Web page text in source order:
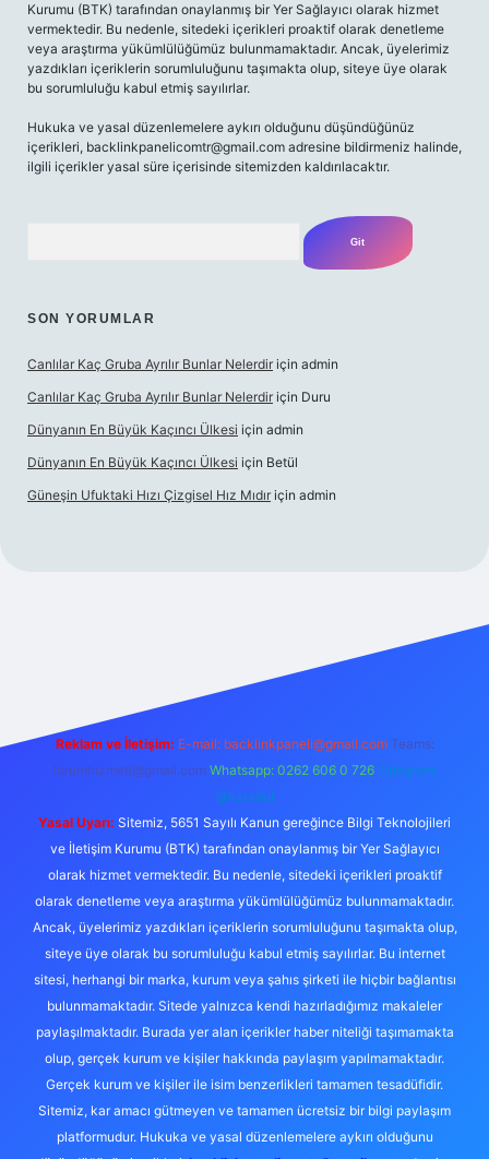
Kurumu (BTK) tarafından onaylanmış bir Yer Sağlayıcı olarak hizmet
vermektedir. Bu nedenle, sitedeki içerikleri proaktif olarak denetleme
veya araştırma yükümlülüğümüz bulunmamaktadır. Ancak, üyelerimiz
yazdıkları içeriklerin sorumluluğunu taşımakta olup, siteye üye olarak
bu sorumluluğu kabul etmiş sayılırlar.
Hukuka ve yasal düzenlemelere aykırı olduğunu düşündüğünüz
içerikleri, backlinkpanelicomtr@gmail.com adresine bildirmeniz halinde,
ilgili içerikler yasal süre içerisinde sitemizden kaldırılacaktır.
SON YORUMLAR
Canlılar Kaç Gruba Ayrılır Bunlar Nelerdir için admin
Canlılar Kaç Gruba Ayrılır Bunlar Nelerdir için Duru
Dünyanın En Büyük Kaçıncı Ülkesi için admin
Dünyanın En Büyük Kaçıncı Ülkesi için Betül
Güneşin Ufuktaki Hızı Çizgisel Hız Mıdır için admin
Reklam ve İletişim: E-mail: backlinkpaneli@gmail.com Teams:
forumhizmeti@gmail.com Whatsapp: 0262 606 0 726 Telegram:
@karabul
Yasal Uyarı: Sitemiz, 5651 Sayılı Kanun gereğince Bilgi Teknolojileri
ve İletişim Kurumu (BTK) tarafından onaylanmış bir Yer Sağlayıcı
olarak hizmet vermektedir. Bu nedenle, sitedeki içerikleri proaktif
olarak denetleme veya araştırma yükümlülüğümüz bulunmamaktadır.
Ancak, üyelerimiz yazdıkları içeriklerin sorumluluğunu taşımakta olup,
siteye üye olarak bu sorumluluğu kabul etmiş sayılırlar. Bu internet
sitesi, herhangi bir marka, kurum veya şahıs şirketi ile hiçbir bağlantısı
bulunmamaktadır. Sitede yalnızca kendi hazırladığımız makaleler
paylaşılmaktadır. Burada yer alan içerikler haber niteliği taşımamakta
olup, gerçek kurum ve kişiler hakkında paylaşım yapılmamaktadır.
Gerçek kurum ve kişiler ile isim benzerlikleri tamamen tesadüfidir.
Sitemiz, kar amacı gütmeyen ve tamamen ücretsiz bir bilgi paylaşım
platformudur. Hukuka ve yasal düzenlemelere aykırı olduğunu